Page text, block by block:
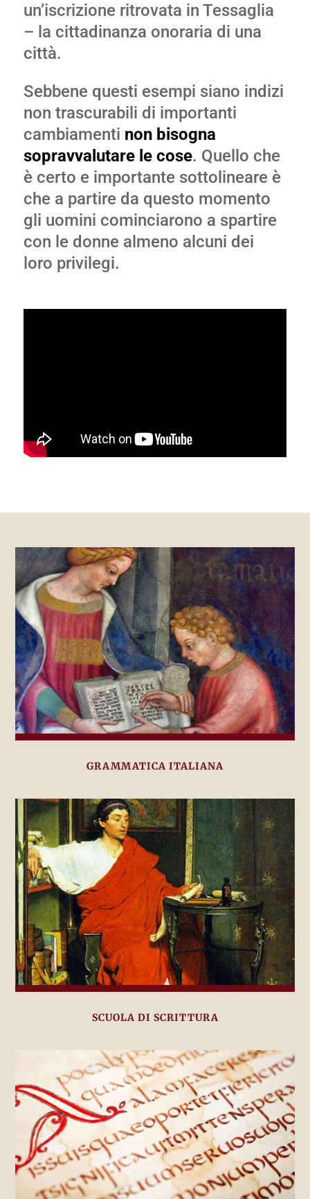
un’iscrizione ritrovata in Tessaglia
– la cittadinanza onoraria di una
città.
Sebbene questi esempi siano indizi
non trascurabili di importanti
cambiamenti non bisogna
sopravvalutare le cose. Quello che
è certo e importante sottolineare è
che a partire da questo momento
gli uomini cominciarono a spartire
con le donne almeno alcuni dei
loro privilegi.
GRAMMATICA ITALIANA
SCUOLA DI SCRITTURA